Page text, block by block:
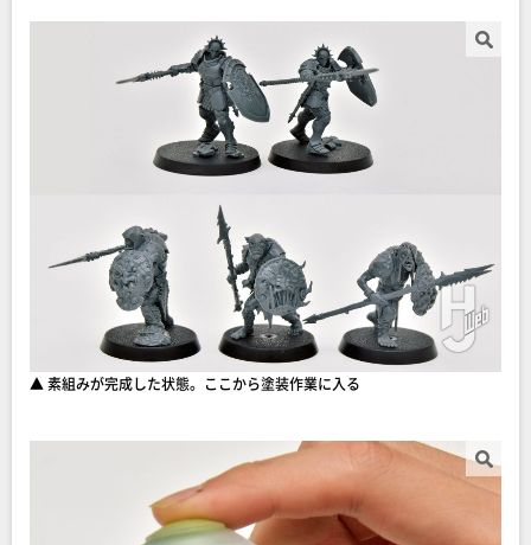
▲ 素組みが完成した状態。ここから塗装作業に入る